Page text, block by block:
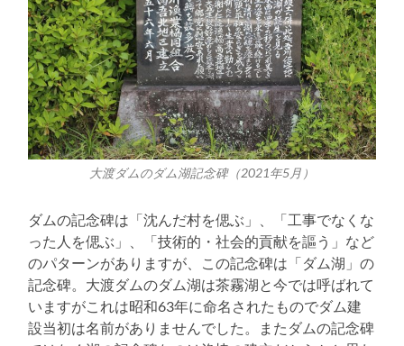
大渡ダムのダム湖記念碑（2021年5月）
ダムの記念碑は「沈んだ村を偲ぶ」、「工事でなくな
った人を偲ぶ」、「技術的・社会的貢献を謳う」など
のパターンがありますが、この記念碑は「ダム湖」の
記念碑。大渡ダムのダム湖は茶霧湖と今では呼ばれて
いますがこれは昭和63年に命名されたものでダム建
設当初は名前がありませんでした。またダムの記念碑